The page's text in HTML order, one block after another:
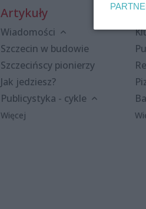
Artykuły
Wiadomości
Szczecin w budowie
Szczecińscy pionierzy
Jak jedziesz?
Publicystyka - cykle
Więcej